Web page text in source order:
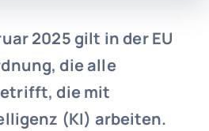
2025 gilt in der EU
die alle
die mit
(KI) arbeiten.